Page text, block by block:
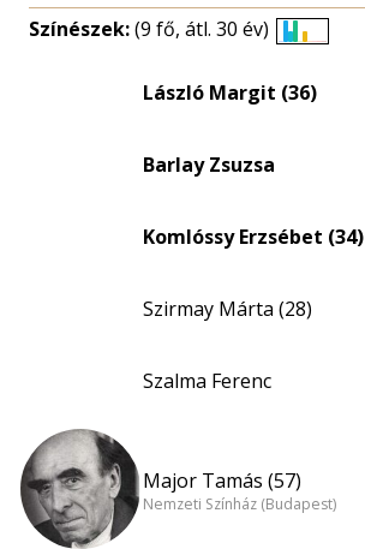
Színészek:(9 fő, átl. 30 év)
eloszlás
László Margit (36)
Barlay Zsuzsa
Komlóssy Erzsébet (34)
Szirmay Márta (28)
Szalma Ferenc
Major Tamás (57)
Nemzeti Színház (Budapest)